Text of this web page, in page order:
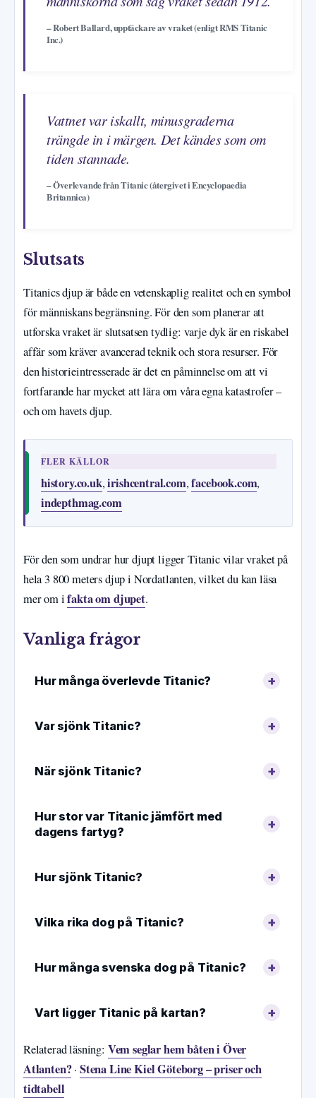
– Robert Ballard, upptäckare av vraket (enligt RMS Titanic
Inc.)
Vattnet var iskallt, minusgraderna
trängde in i märgen. Det kändes som om
tiden stannade.
– Överlevande från Titanic (återgivet i Encyclopaedia
Britannica)
Slutsats
Titanics djup är både en vetenskaplig realitet och en symbol
för människans begränsning. För den som planerar att
utforska vraket är slutsatsen tydlig: varje dyk är en riskabel
affär som kräver avancerad teknik och stora resurser. För
den historieintresserade är det en påminnelse om att vi
fortfarande har mycket att lära om våra egna katastrofer –
och om havets djup.
FLER KÄLLOR
history.co.uk,irishcentral.com,facebook.com,
indepthmag.com
För den som undrar hur djupt ligger Titanic vilar vraket på
hela 3 800 meters djup i Nordatlanten, vilket du kan läsa
mer om ifakta om djupet.
Vanliga frågor
Hur många överlevde Titanic?
Var sjönk Titanic?
När sjönk Titanic?
Hur stor var Titanic jämfört med
dagens fartyg?
Hur sjönk Titanic?
Vilka rika dog på Titanic?
Hur många svenska dog på Titanic?
Vart ligger Titanic på kartan?
Relaterad läsning: Vem seglar hem båten i Över
Atlanten?· Stena Line Kiel Göteborg – priser och
tidtabell